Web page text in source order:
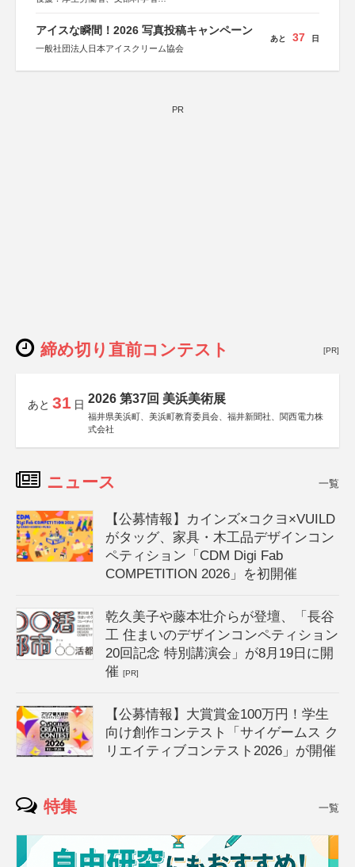
アイスな瞬間！2026 写真投稿キャンペーン
一般社団法人日本アイスクリーム協会
あと 37 日
PR
締め切り直前コンテスト [PR]
あと 31 日 2026 第37回 美浜美術展
福井県美浜町、美浜町教育委員会、福井新聞社、関西電力株
式会社
ニュース 一覧
【公募情報】カインズ×コクヨ×VUILD
がタッグ、家具・木工品デザインコン
ペティション「CDM Digi Fab
COMPETITION 2026」を初開催
乾久美子や藤本壮介らが登壇、「長谷
工 住まいのデザインコンペティション
20回記念 特別講演会」が8月19日に開
催[PR]
【公募情報】大賞賞金100万円！学生
向け創作コンテスト「サイゲームス ク
リエイティブコンテスト2026」が開催
特集 一覧